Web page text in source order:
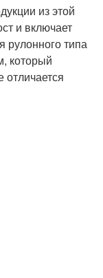
из этой
и включает
рулонного типа
который
отличается